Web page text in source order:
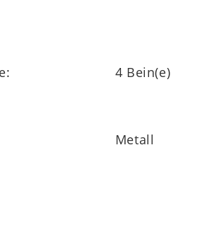
(DxH)
Serie
Ausführungen erhältlich
4 Bein(e)
Metall